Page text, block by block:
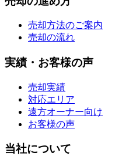
売却方法のご案内
売却の流れ
実績・お客様の声
売却実績
対応エリア
遠方オーナー向け
お客様の声
当社について